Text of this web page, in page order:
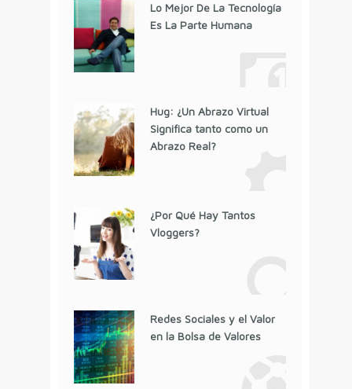
Lo Mejor De La Tecnología
Es La Parte Humana
Hug: ¿Un Abrazo Virtual
Significa tanto como un
Abrazo Real?
¿Por Qué Hay Tantos
Vloggers?
Redes Sociales y el Valor
en la Bolsa de Valores